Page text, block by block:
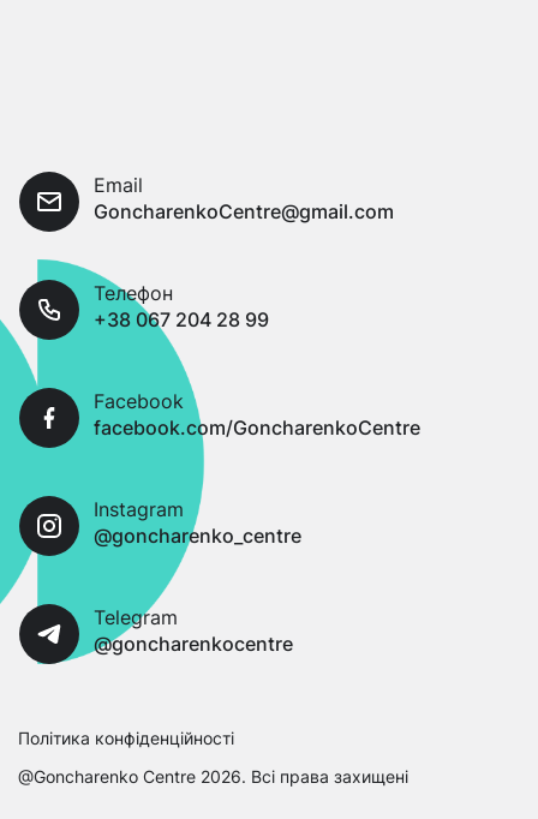
Email
GoncharenkoCentre@gmail.com
Телефон
+38 067 204 28 99
Facebook
facebook.com/GoncharenkoCentre
Instagram
@goncharenko_centre
Telegram
@goncharenkocentre
Політика конфіденційності
@Goncharenko Centre 2026. Всі права захищені